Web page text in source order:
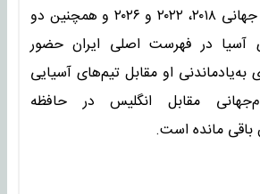
جمله مقدماتی جام جهانی ۲۰۱۸، ۲۰۲۲ و ۲۰۲۶ و همچنین دو
آسیا در فهرست اصلی ایران حضور
او مقابل تیم‌های آسیایی
مقابل انگلیس در حافظه
باقی مانده است.